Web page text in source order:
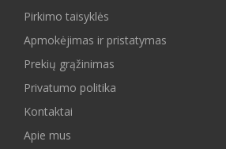
Pirkimo taisyklės
Apmokėjimas ir pristatymas
Prekių grąžinimas
Privatumo politika
Kontaktai
Apie mus